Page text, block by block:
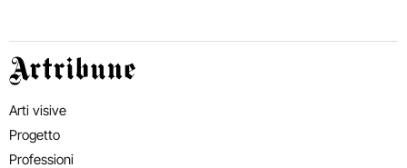
Artribune
Arti visive
Progetto
Professioni